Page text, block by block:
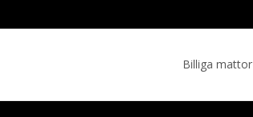
Billiga mattor